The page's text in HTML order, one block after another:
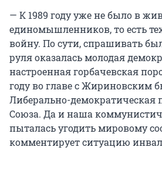
— К 1989 году уже не было в
единомышленников, то есть
войну. По сути, спрашивать
руля оказалась молодая
настроенная горбачевская
году во главе с Жириновским
Либерально-демократическая
Союза. Да и наша
пыталась угодить мировому
комментирует ситуацию